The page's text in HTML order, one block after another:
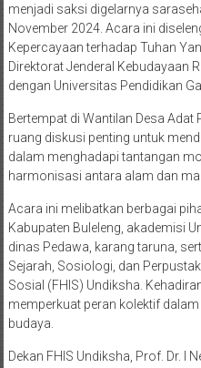
menjadi saksi digelarnya
November 2024. Acara ini
Kepercayaan terhadap Tuhan
Direktorat Jenderal Kebudayaan
dengan Universitas Pendidikan
Bertempat di Wantilan Desa
ruang diskusi penting untuk
dalam menghadapi tantangan
harmonisasi antara alam dan
Acara ini melibatkan berbagai
Kabupaten Buleleng, akademisi
dinas Pedawa, karang taruna,
Sejarah, Sosiologi, dan
Sosial (FHIS) Undiksha.
memperkuat peran kolektif
budaya.
Dekan FHIS Undiksha, Prof. Dr. I